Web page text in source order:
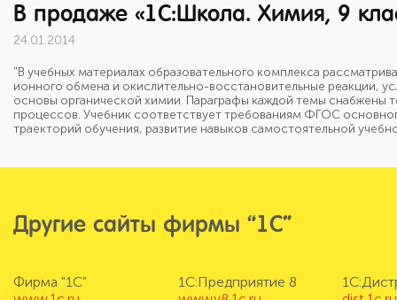
В продаже «1С:Школа. Химия, 9
24.01.2014
"В учебных материалах образовательного комплекса
ионного обмена и окислительно-восстановительные реакции,
основы органической химии. Параграфы каждой темы снабжены
процессов. Учебник соответствует требованиям ФГОС
траекторий обучения, развитие навыков самостоятельной
Другие сайты фирмы “1С”
Фирма "1С"
1С:Предприятие 8